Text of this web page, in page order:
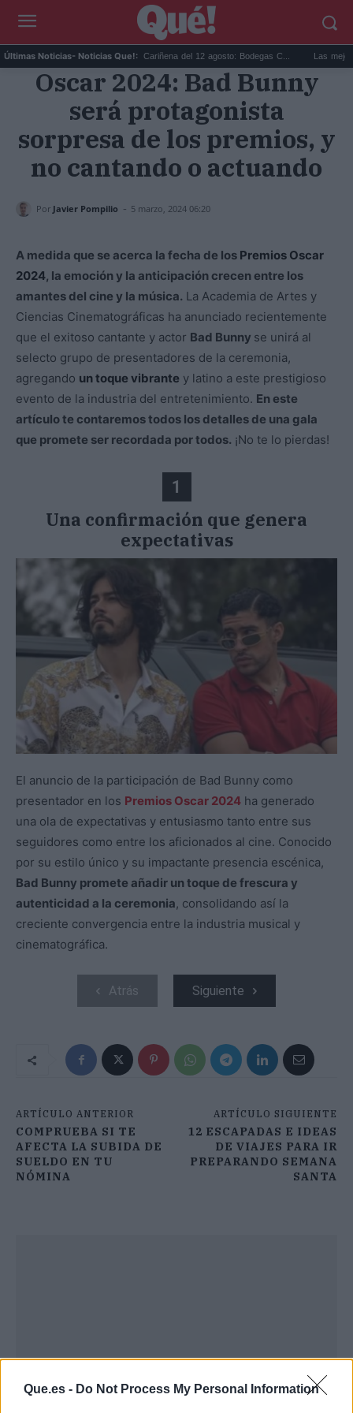
Que.es - Do Not Process My Personal Information
Últimas Noticias- Noticias Que!:
Ri... Eclipse solar en Cariñena del 12 agosto: Bodegas C... Las mejores
Oscar 2024: Bad Bunny
será protagonista
sorpresa de los premios, y
no cantando o actuando
Por Javier Pompilio - 5 marzo, 2024 06:20
A medida que se acerca la fecha de los Premios Oscar
2024, la emoción y la anticipación crecen entre los
amantes del cine y la música. La Academia de Artes y
Ciencias Cinematográficas ha anunciado recientemente
que el exitoso cantante y actor Bad Bunny se unirá al
selecto grupo de presentadores de la ceremonia,
agregando un toque vibrante y latino a este prestigioso
evento de la industria del entretenimiento. En este
artículo te contaremos todos los detalles de una gala
que promete ser recordada por todos. ¡No te lo pierdas!
1
Una confirmación que genera
expectativas
El anuncio de la participación de Bad Bunny como
presentador en los Premios Oscar 2024 ha generado
una ola de expectativas y entusiasmo tanto entre sus
seguidores como entre los aficionados al cine. Conocido
por su estilo único y su impactante presencia escénica,
Bad Bunny promete añadir un toque de frescura y
autenticidad a la ceremonia, consolidando así la
creciente convergencia entre la industria musical y
cinematográfica.
Atrás Siguiente
ARTÍCULO ANTERIOR
COMPRUEBA SI TE
AFECTA LA SUBIDA DE
SUELDO EN TU
NÓMINA
ARTÍCULO SIGUIENTE
12 ESCAPADAS E IDEAS
DE VIAJES PARA IR
PREPARANDO SEMANA
SANTA